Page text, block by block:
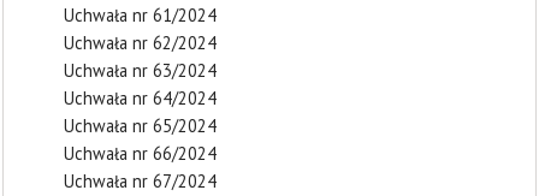
Uchwała nr 61/2024
Uchwała nr 62/2024
Uchwała nr 63/2024
Uchwała nr 64/2024
Uchwała nr 65/2024
Uchwała nr 66/2024
Uchwała nr 67/2024